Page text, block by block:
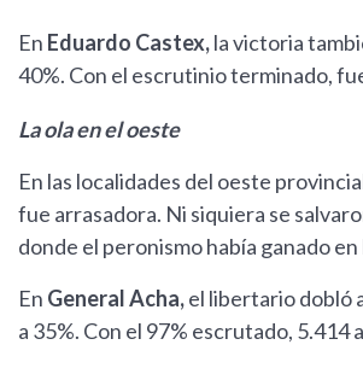
En Eduardo Castex,la victoria
40%. Con el escrutinio terminado,
La ola en el oeste
En las localidades del oeste
fue arrasadora. Ni siquiera se
donde el peronismo había ganado
En General Acha,el libertario dobló
a 35%. Con el 97% escrutado, 5.414